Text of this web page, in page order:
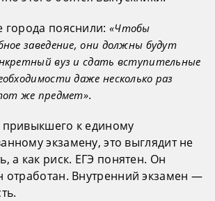
города пояснили: «Чтобы
заведение, они должны будут
вуз и сдать вступительные
даже несколько раз
же предмет».
к единому
экзамену, это выглядит не
а как риск. ЕГЭ понятен. Он
отработан. Внутренний экзамен —